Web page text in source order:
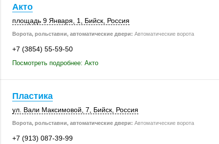
Акто
площадь 9 Января, 1 Бийск Россия
Ворота, рольставни, автоматические двери: Автоматические ворота
+7 (3854) 55-59-50
Посмотреть подробнее: Акто
Пластика
ул. Вали Максимовой, 7, Бийск Россия
Ворота, рольставни, автоматические двери: Автоматические ворота
+7 (913) 087-39-99